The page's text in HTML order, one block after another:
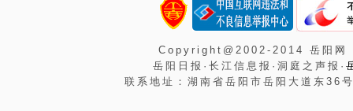
Copyright@2002-2014 岳阳
岳阳日报·长江信息报·洞庭之声报·
联系地址：湖南省岳阳市岳阳大道东